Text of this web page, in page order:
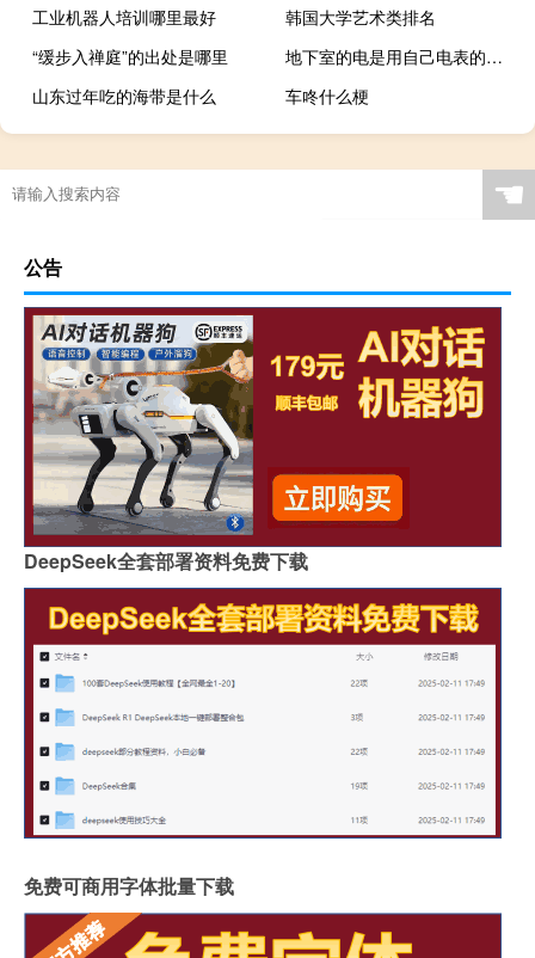
工业机器人培训哪里最好
韩国大学艺术类排名
“缓步入禅庭”的出处是哪里
地下室的电是用自己电表的电吗
山东过年吃的海带是什么
车咚什么梗
☚
公告
DeepSeek全套部署资料免费下载
免费可商用字体批量下载